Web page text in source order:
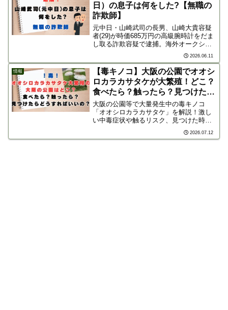
日）の息子は何をした?【無職の
詐欺師】
元中日・山崎武司の長男、山崎大貴容疑
者(29)が時価685万円の高級腕時計をだま
し取る詐欺容疑で逮捕。海外オークショ
ンを騙った手口や住所不定・職業不詳と
なった驚きの経歴、父親のコメントを徹
底解説。
2026.06.11
情報
【毒キノコ】大阪の公園でオオシ
ロカラカサタケが大繁殖！どこ？
食べたら？触ったら？見つけたら
どうすればいいの？
大阪の公園等で大量発生中の毒キノコ
「オオシロカラカサタケ」を解説！激し
い中毒症状や触るリスク、見つけた時の
対処法、犬の守り方から、がん治療薬へ
の応用を目指す最新研究まで詳しく紹介
2026.07.12